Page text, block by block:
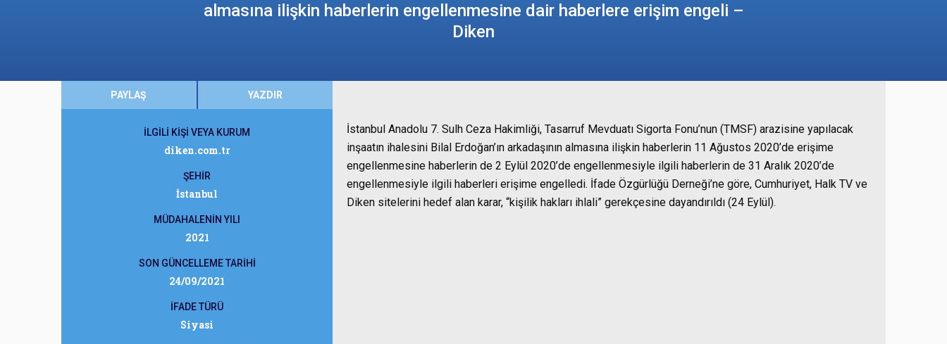
almasına ilişkin haberlerin engellenmesine dair haberlere erişim engeli –
Diken
PAYLAŞ YAZDIR
İLGİLİ KİŞİ VEYA KURUM
diken.com.tr
ŞEHİR
İstanbul
MÜDAHALENİN YILI
2021
SON GÜNCELLEME TARİHİ
24/09/2021
İFADE TÜRÜ
Siyasi
İstanbul Anadolu 7. Sulh Ceza Hakimliği, Tasarruf Mevduatı Sigorta Fonu’nun (TMSF) arazisine yapılacak
inşaatın ihalesini Bilal Erdoğan’ın arkadaşının almasına ilişkin haberlerin 11 Ağustos 2020’de erişime
engellenmesine haberlerin de 2 Eylül 2020’de engellenmesiyle ilgili haberlerin de 31 Aralık 2020’de
engellenmesiyle ilgili haberleri erişime engelledi. İfade Özgürlüğü Derneği’ne göre, Cumhuriyet, Halk TV ve
Diken sitelerini hedef alan karar, “kişilik hakları ihlali” gerekçesine dayandırıldı (24 Eylül).